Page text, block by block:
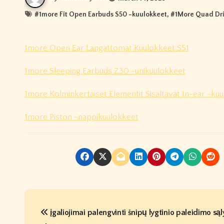
#1more Fit Open Earbuds S50 -kuulokkeet, #1More Quad
1more Open Ear Langattomat Kuulokkeet S51
1more Sleeping Earbuds Z30 -unikuulokkeet
1more Kolminkertaiset Elementit Sisältävät In-ear -
1more Piston -nappikuulokkeet
P
įgaliojimai palengvinti šnipų lygtinio paleidimo